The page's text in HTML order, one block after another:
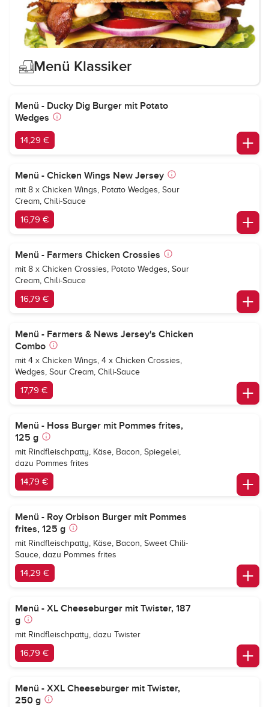
Menü Klassiker
Menü - Ducky Dig Burger mit Potato
Wedges
14,29 €
Menü - Chicken Wings New Jersey
mit 8 x Chicken Wings, Potato Wedges, Sour
Cream, Chili-Sauce
16,79 €
Menü - Farmers Chicken Crossies
mit 8 x Chicken Crossies, Potato Wedges, Sour
Cream, Chili-Sauce
16,79 €
Menü - Farmers & News Jersey's Chicken
Combo
mit 4 x Chicken Wings, 4 x Chicken Crossies,
Wedges, Sour Cream, Chili-Sauce
17,79 €
Menü - Hoss Burger mit Pommes frites,
125 g
mit Rindfleischpatty, Käse, Bacon, Spiegelei,
dazu Pommes frites
14,79 €
Menü - Roy Orbison Burger mit Pommes
frites, 125 g
mit Rindfleischpatty, Käse, Bacon, Sweet Chili-
Sauce, dazu Pommes frites
14,29 €
Menü - XL Cheeseburger mit Twister, 187
g
mit Rindfleischpatty, dazu Twister
16,79 €
Menü - XXL Cheeseburger mit Twister,
250 g